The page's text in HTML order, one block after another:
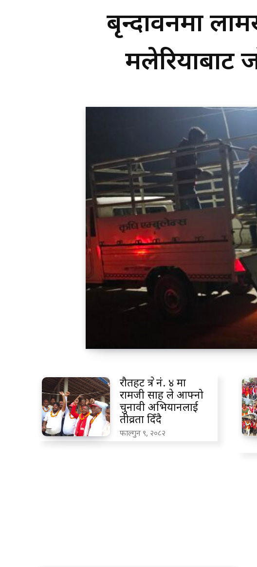
बृन्दावनमा
मलेरियाबाट
रौतहट क्षेत्र नं. ४ मा
रामजी साह ले आफ्नो
चुनावी अभियानलाई
तीव्रता दिँदै
फाल्गुन ९, २०८२